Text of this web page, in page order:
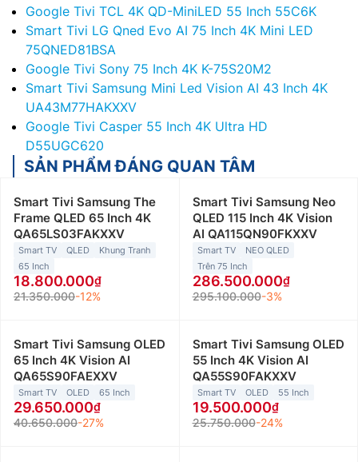
Google Tivi TCL 4K QD-MiniLED 55 Inch 55C6K
Smart Tivi LG Qned Evo AI 75 Inch 4K Mini LED
75QNED81BSA
Google Tivi Sony 75 Inch 4K K-75S20M2
Smart Tivi Samsung Mini Led Vision AI 43 Inch 4K
UA43M77HAKXXV
Google Tivi Casper 55 Inch 4K Ultra HD
D55UGC620
SẢN PHẨM ĐÁNG QUAN TÂM
Smart Tivi Samsung The
Frame QLED 65 Inch 4K
QA65LS03FAKXXV
Smart TV QLED
Khung Tranh
65 Inch
18.800.000
21.350.000-12%
Smart Tivi Samsung Neo
QLED 115 Inch 4K Vision
AI QA115QN90FKXXV
Smart TV
NEO QLED
Trên 75 Inch
286.500.000
295.100.000-3%
Smart Tivi Samsung OLED
65 Inch 4K Vision AI
QA65S90FAEXXV
Smart TV OLED 65 Inch
29.650.000
40.650.000-27%
Smart Tivi Samsung OLED
55 Inch 4K Vision AI
QA55S90FAKXXV
Smart TV OLED 55 Inch
19.500.000
25.750.000-24%